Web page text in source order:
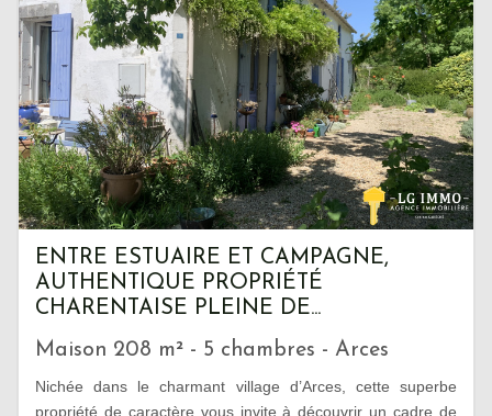
ENTRE ESTUAIRE ET CAMPAGNE,
AUTHENTIQUE PROPRIÉTÉ
CHARENTAISE PLEINE DE...
Maison 208 m² - 5 chambres - Arces
Nichée dans le charmant village d’Arces, cette superbe
propriété de caractère vous invite à découvrir un cadre de